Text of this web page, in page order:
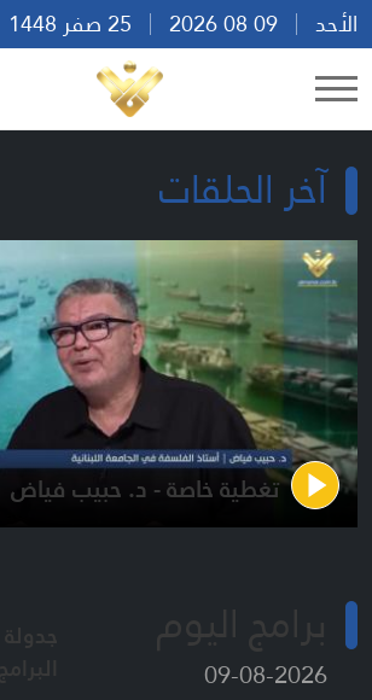
الأحد
آخر الحلقات
تغطية خاصة - د. حبيب فياض
برامج اليوم
2026-08-09
جدولة
البرامج